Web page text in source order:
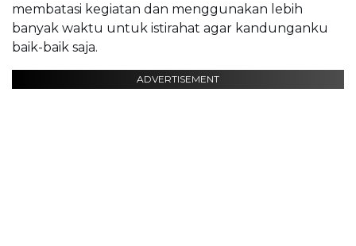
membatasi kegiatan dan menggunakan lebih
banyak waktu untuk istirahat agar kandunganku
baik-baik saja.
ADVERTISEMENT